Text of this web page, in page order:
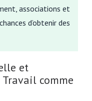
associations et
d’obtenir des
et
Travail comme